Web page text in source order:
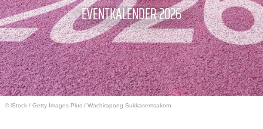
© iStock / Getty Images Plus / Wachirapong Sukkasemsakorn
EVENTKALENDER 2026